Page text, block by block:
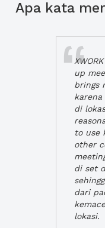
Apa kata
up
brings
karena
di
to use
other
di set
dari
lokasi.